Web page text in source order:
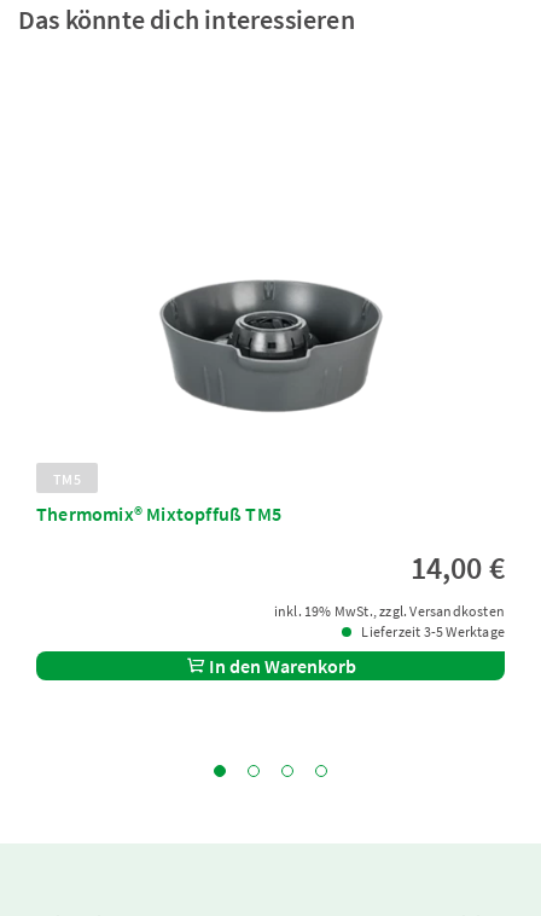
Das könnte dich interessieren
TM5
Thermomix® Mixtopffuß TM5
14,00 €
inkl. 19% MwSt., zzgl. Versandkosten
Lieferzeit 3-5 Werktage
In den Warenkorb